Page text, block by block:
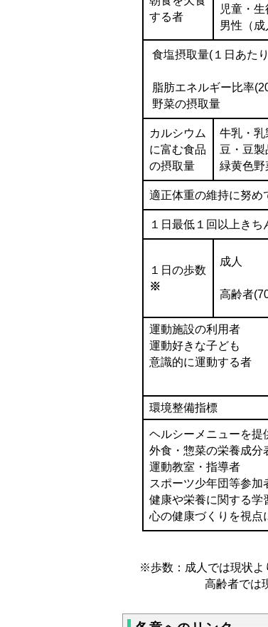
する者
児童・生
男性（成
食塩摂取量(１日あた
脂肪エネルギー比率
野菜の摂取量
カルシウム
に富む食品
の摂取量
牛乳・乳
豆・豆製
緑黄色野
適正体重の維持に努め
１日最低１回以上き
１日の歩数
※
成人
高齢者
運動施設の利用者
運動好きな子ども
意識的に運動する者
環境整備指標
ヘルシーメニューを提
外食・惣菜の栄養成分
運動教室・指導者
スポーツ少年団等参加
健康や栄養に関する学
心の健康づくりを視点
※歩数：成人では現状よ
高齢者では現状より